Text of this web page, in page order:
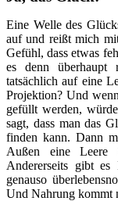
Eine Welle des
auf und reißt mich
Gefühl, dass etwas
es denn überhaupt
tatsächlich auf eine
Projektion? Und
gefüllt werden,
sagt, dass man das
finden kann. Dann
Außen eine Leere
Andererseits gibt es
genauso
Und Nahrung kommt